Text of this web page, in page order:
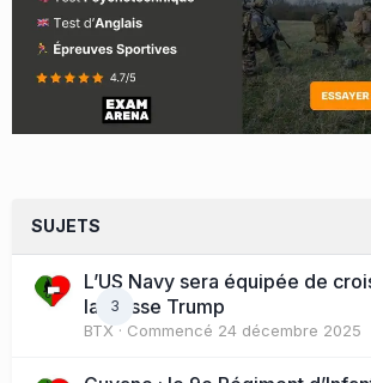
SUJETS
3
L’US Navy sera équipée de
la classe Trump
BTX · Commencé 24 décembre 2025